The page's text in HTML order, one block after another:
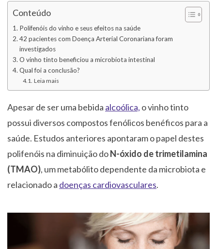
Conteúdo
Polifenóis do vinho e seus efeitos na saúde
42 pacientes com Doença Arterial Coronariana foram
investigados
O vinho tinto beneficiou a microbiota intestinal
Qual foi a conclusão?
Leia mais
Apesar de ser uma bebida alcoólica, o vinho tinto
possui diversos compostos fenólicos benéficos para a
saúde. Estudos anteriores apontaram o papel destes
polifenóis na diminuição doN-óxido de trimetilamina
(TMAO), um metabólito dependente da microbiota e
relacionado a doenças cardiovasculares.